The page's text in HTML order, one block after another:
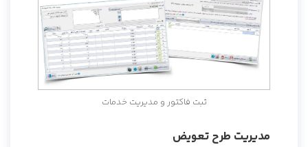
ثبت فاکتور و مدیریت خدمات
مدیریت طرح تعویض